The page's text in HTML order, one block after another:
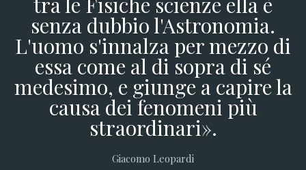
senza dubbio l'Astronomia.
L'uomo s'innalza per mezzo di
essa come al di sopra di sé
medesimo, e giunge a capire la
causa dei fenomeni più
straordinari».
Giacomo Leopardi